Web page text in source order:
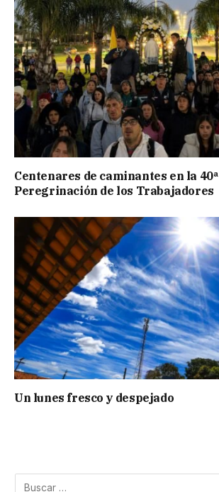
Centenares de caminantes en la 40ª
Peregrinación de los Trabajadores
Un lunes fresco y despejado